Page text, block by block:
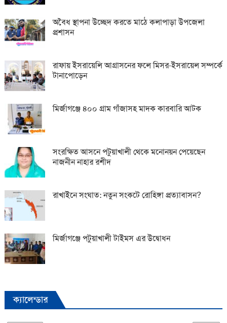
অবৈধ স্থাপনা উচ্ছেদ করতে মাঠে কলাপাড়া উপজেলা
প্রশাসন
রাফায় ইসরায়েলি আগ্রাসনের ফলে মিসর-ইসরায়েল সম্পর্কে
টানাপোড়েন
মির্জাগঞ্জে ৪০০ গ্রাম গাঁজাসহ মাদক কারবারি আটক
সংরক্ষিত আসনে পটুয়াখালী থেকে মনোনয়ন পেয়েছেন
নাজনীন নাহার রশীদ
রাখাইনে সংঘাত: নতুন সংকটে রোহিঙ্গা প্রত্যাবাসন?
মির্জাগঞ্জে পটুয়াখালী টাইমস এর উদ্বোধন
ক্যালেন্ডার